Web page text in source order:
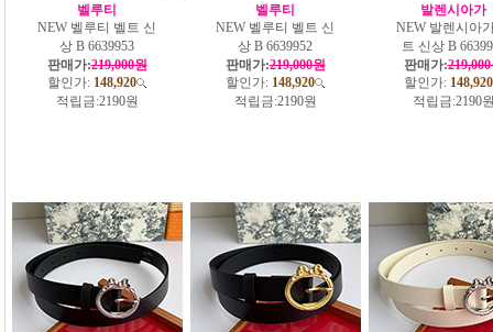
벨루티
NEW 벨루티 벨트 신
상 B 6639953
판매가:219,000원
할인가: 148,920
적립금:2190원
벨루티
NEW 벨루티 벨트 신
상 B 6639952
판매가:219,000원
할인가: 148,920
적립금:2190원
발렌시아가
NEW 발렌시아
트 신상 B
판매가:
할인가: 148,920
적립금:2190